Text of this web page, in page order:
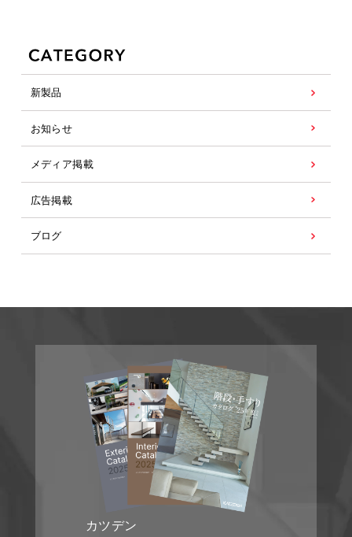
新製品
お知らせ
メディア掲載
広告掲載
ブログ
カツデン